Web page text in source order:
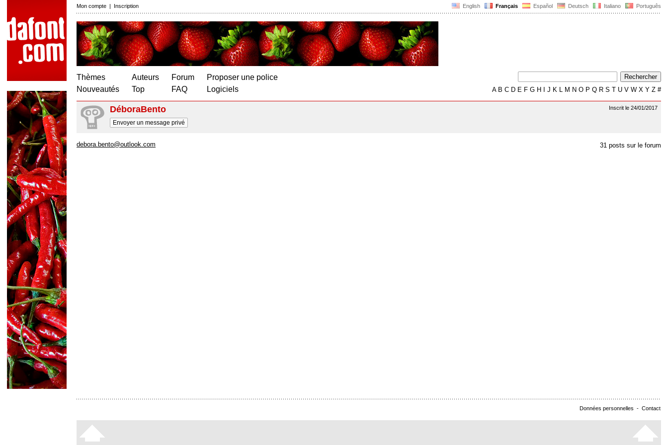
English Français Español Deutsch Italiano Português
Mon compte | Inscription
Thèmes
Nouveautés
Auteurs
Top
Forum
FAQ
Proposer une police
Logiciels
AB C D E F G H J K L M N O P Q R S T U V W X Y Z #
Inscrit le 24/01/2017
DéboraBento
Envoyer un message privé
31 posts sur le forum
debora.bento@outlook.com
Données personnelles - Contact